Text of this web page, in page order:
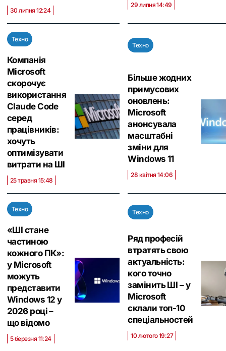
30 липня 12:24
29 липня 14:49
Техно
Компанія
Microsoft
скорочує
використання
Claude Code
серед
працівників:
хочуть
оптимізувати
витрати на ШІ
25 травня 15:48
Техно
Більше жодних
примусових
оновлень:
Microsoft
анонсувала
масштабні
зміни для
Windows 11
28 квітня 14:06
Техно
«ШІ стане
частиною
кожного ПК»:
у Microsoft
можуть
представити
Windows 12 у
2026 році –
що відомо
5 березня 11:24
Техно
Ряд професій
втратять свою
актуальність:
кого точно
замінить ШІ – у
Microsoft
склали топ-10
спеціальностей
10 лютого 19:27